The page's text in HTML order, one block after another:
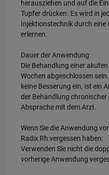
herausziehen und auf die
Tupfer drücken. Es wird in
Injektionstechnik durch eine
erlernen.
Dauer der Anwendung:
Die Behandlung einer
Wochen abgeschlossen
keine Besserung ein, ist ein
der Behandlung
Absprache mit dem Arzt.
Wenn Sie die Anwendung
Radix Rh vergessen haben:
Verwenden Sie nicht die
vorherige Anwendung